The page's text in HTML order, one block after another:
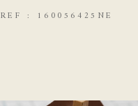
REF : 160056425NE